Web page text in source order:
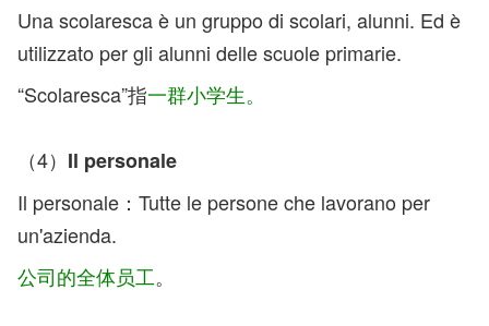
Una scolaresca è un gruppo di scolari, alunni. Ed è
utilizzato per gli alunni delle scuole primarie.
“Scolaresca”指一群小学生。
（4） Il personale
Il personale：Tutte le persone che lavorano per
un'azienda.
公司的全体员工。